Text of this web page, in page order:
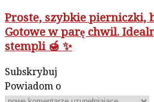
Proste, szybkie pierniczki,
Gotowe w parę chwil.
stempli 🍯 ✨
Subskrybuj
Powiadom o